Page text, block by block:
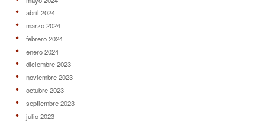
abril 2024
marzo 2024
febrero 2024
enero 2024
diciembre 2023
noviembre 2023
octubre 2023
septiembre 2023
julio 2023